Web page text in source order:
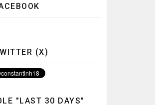
(X)
"LAST 30 DAYS"